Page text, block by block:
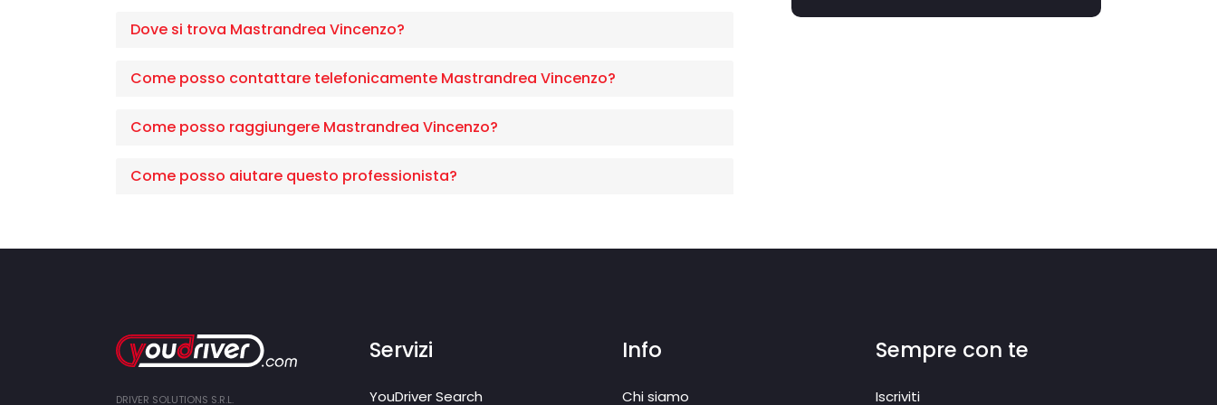
Dove si trova Mastrandrea Vincenzo?
Come posso contattare telefonicamente Mastrandrea Vincenzo?
Come posso raggiungere Mastrandrea Vincenzo?
Come posso aiutare questo professionista?
DRIVER SOLUTIONS S.R.L.
Servizi
YouDriver Search
Info
Chi siamo
Sempre con te
Iscriviti